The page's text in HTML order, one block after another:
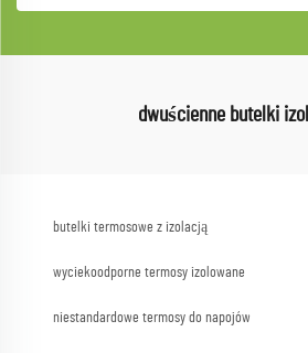
dwuścienne butelki
butelki termosowe z izolacją
wyciekoodporne termosy izolowane
niestandardowe termosy do napojów